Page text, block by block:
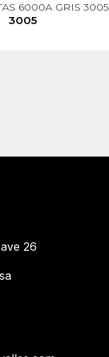
6000A GRIS 3005
3005
26